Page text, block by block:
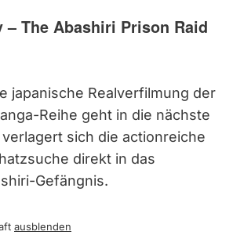
– The Abashiri Prison Raid
japanische Realverfilmung der
Reihe geht in die nächste
verlagert sich die actionreiche
direkt in das
Gefängnis.
ausblenden